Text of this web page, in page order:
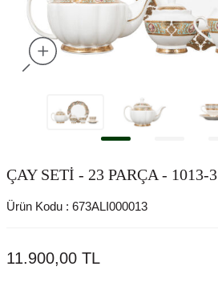
ÇAY SETİ - 23 PARÇA - 1013-3
Ürün Kodu : 673ALI000013
11.900,00 TL